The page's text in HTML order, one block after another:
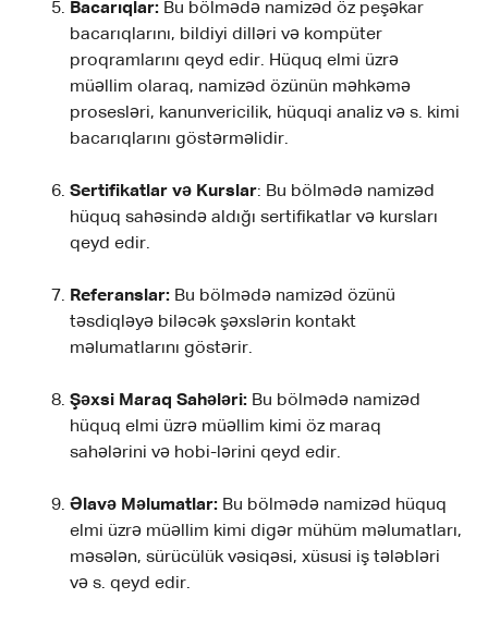
Bacarıqlar: Bu bölmədə namizəd öz peşəkar
bacarıqlarını, bildiyi dilləri və kompüter
proqramlarını qeyd edir. Hüquq elmi üzrə
müəllim olaraq, namizəd özünün məhkəmə
prosesləri, kanunvericilik, hüquqi analiz və s. kimi
bacarıqlarını göstərməlidir.
Sertifikatlar və Kurslar: Bu bölmədə namizəd
hüquq sahəsində aldığı sertifikatlar və kursları
qeyd edir.
Referanslar: Bu bölmədə namizəd özünü
təsdiqləyə biləcək şəxslərin kontakt
məlumatlarını göstərir.
Şəxsi Maraq Sahələri: Bu bölmədə namizəd
hüquq elmi üzrə müəllim kimi öz maraq
sahələrini və hobi-lərini qeyd edir.
Əlavə Məlumatlar: Bu bölmədə namizəd hüquq
elmi üzrə müəllim kimi digər mühüm məlumatları,
məsələn, sürücülük vəsiqəsi, xüsusi iş tələbləri
və s. qeyd edir.